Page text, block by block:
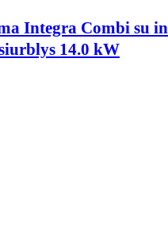
Integra Combi su
14.0 kW